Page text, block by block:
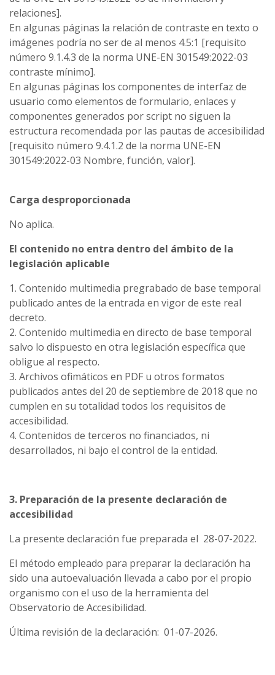
relaciones].
En algunas páginas la relación de contraste en texto o
imágenes podría no ser de al menos 4.5:1 [requisito
número 9.1.4.3 de la norma UNE-EN 301549:2022-03
contraste mínimo].
En algunas páginas los componentes de interfaz de
usuario como elementos de formulario, enlaces y
componentes generados por script no siguen la
estructura recomendada por las pautas de accesibilidad
[requisito número 9.4.1.2 de la norma UNE-EN
301549:2022-03 Nombre, función, valor].
Carga desproporcionada
No aplica.
El contenido no entra dentro del ámbito de la
legislación aplicable
1. Contenido multimedia pregrabado de base temporal
publicado antes de la entrada en vigor de este real
decreto.
2. Contenido multimedia en directo de base temporal
salvo lo dispuesto en otra legislación específica que
obligue al respecto.
3. Archivos ofimáticos en PDF u otros formatos
publicados antes del 20 de septiembre de 2018 que no
cumplen en su totalidad todos los requisitos de
accesibilidad.
4. Contenidos de terceros no financiados, ni
desarrollados, ni bajo el control de la entidad.
3. Preparación de la presente declaración de
accesibilidad
La presente declaración fue preparada el 28-07-2022.
El método empleado para preparar la declaración ha
sido una autoevaluación llevada a cabo por el propio
organismo con el uso de la herramienta del
Observatorio de Accesibilidad.
Última revisión de la declaración: 01-07-2026.